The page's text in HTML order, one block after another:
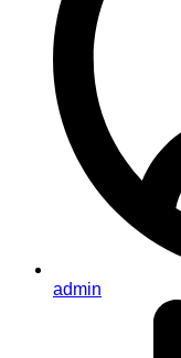
admin